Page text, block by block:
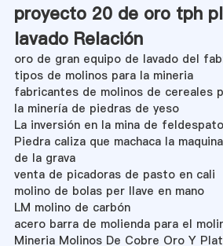
proyecto 20 de oro tph
lavado Relación
oro de gran equipo de lavado del
tipos de molinos para la mineria
fabricantes de molinos de cereales
la minería de piedras de yeso
La inversión en la mina de
Piedra caliza que machaca la
de la grava
venta de picadoras de pasto en cali
molino de bolas per llave en mano
LM molino de carbón
acero barra de molienda para el
Mineria Molinos De Cobre Oro Y